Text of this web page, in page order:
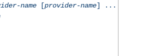
name[provider-name] ...